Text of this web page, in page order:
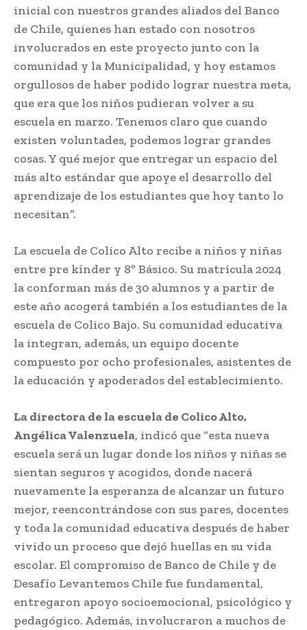
inicial con nuestros grandes aliados del Banco
de Chile, quienes han estado con nosotros
involucrados en este proyecto junto con la
comunidad y la Municipalidad, y hoy estamos
orgullosos de haber podido lograr nuestra meta,
que era que los niños pudieran volver a su
escuela en marzo. Tenemos claro que cuando
existen voluntades, podemos lograr grandes
cosas. Y qué mejor que entregar un espacio del
más alto estándar que apoye el desarrollo del
aprendizaje de los estudiantes que hoy tanto lo
necesitan”.
La escuela de Colico Alto recibe a niños y niñas
entre pre kínder y 8º Básico. Su matrícula 2024
la conforman más de 30 alumnos y a partir de
este año acogerá también a los estudiantes de la
escuela de Colico Bajo. Su comunidad educativa
la integran, además, un equipo docente
compuesto por ocho profesionales, asistentes de
la educación y apoderados del establecimiento.
La directora de la escuela de Colico Alto,
Angélica Valenzuela, indicó que “esta nueva
escuela será un lugar donde los niños y niñas se
sientan seguros y acogidos, donde nacerá
nuevamente la esperanza de alcanzar un futuro
mejor, reencontrándose con sus pares, docentes
y toda la comunidad educativa después de haber
vivido un proceso que dejó huellas en su vida
escolar. El compromiso de Banco de Chile y de
Desafío Levantemos Chile fue fundamental,
entregaron apoyo socioemocional, psicológico y
pedagógico. Además, involucraron a muchos de